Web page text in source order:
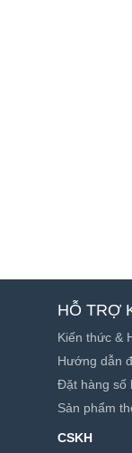
HỖ TRỢ
Kiến thức &
Hướng dẫn
Đặt hàng số
Sản phẩm
CSKH